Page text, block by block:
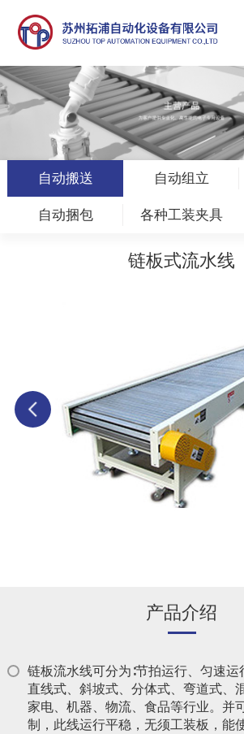
自动搬送 自动组立
自动捆包 各种工装夹具
链板式流水线
产品介绍
链板流水线可分为∶节拍运行、匀速运
直线式、斜坡式、分体式、弯道式、
家电、机器、物流、食品等行业。并
制，此线运行平稳，无须工装板，能